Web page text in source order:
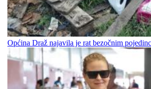
Općina Draž najavila je rat bezočnim